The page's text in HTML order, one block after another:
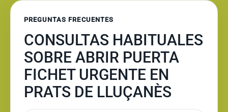
PREGUNTAS FRECUENTES
CONSULTAS HABITUALES
SOBRE ABRIR PUERTA
FICHET URGENTE EN
PRATS DE LLUÇANÈS